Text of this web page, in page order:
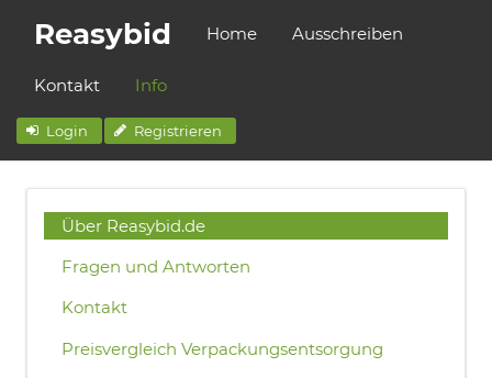
Reasybid Home Ausschreiben
Kontakt Info
Login Registrieren
Über Reasybid.de
Fragen und Antworten
Kontakt
Preisvergleich Verpackungsentsorgung